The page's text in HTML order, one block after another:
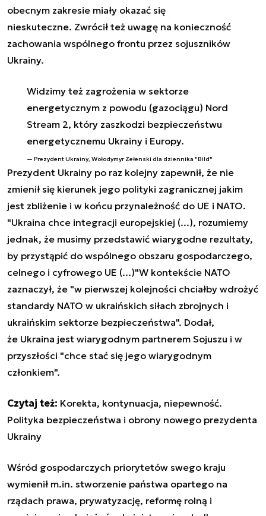
obecnym zakresie miały okazać się
nieskuteczne. Zwrócił też uwagę na konieczność
zachowania wspólnego frontu przez sojuszników
Ukrainy.
Widzimy też zagrożenia w sektorze
energetycznym z powodu (gazociągu) Nord
Stream 2, który zaszkodzi bezpieczeństwu
energetycznemu Ukrainy i Europy.
Prezydent Ukrainy, Wołodymyr Zełenski dla dziennika "Bild"
Prezydent Ukrainy po raz kolejny zapewnił, że nie
zmienił się kierunek jego polityki zagranicznej jakim
jest zbliżenie i w końcu przynależność do UE i NATO.
"Ukraina chce integracji europejskiej (...), rozumiemy
jednak, że musimy przedstawić wiarygodne rezultaty,
by przystąpić do wspólnego obszaru gospodarczego,
celnego i cyfrowego UE (...)"W kontekście NATO
zaznaczył, że "w pierwszej kolejności chciałby wdrożyć
standardy NATO w ukraińskich siłach zbrojnych i
ukraińskim sektorze bezpieczeństwa". Dodał,
że Ukraina jest wiarygodnym partnerem Sojuszu i w
przyszłości "chce stać się jego wiarygodnym
członkiem".
Czytaj też: Korekta, kontynuacja, niepewność.
Polityka bezpieczeństwa i obrony nowego prezydenta
Ukrainy
Wśród gospodarczych priorytetów swego kraju
wymienił m.in. stworzenie państwa opartego na
rządach prawa, prywatyzację, reformę rolną i